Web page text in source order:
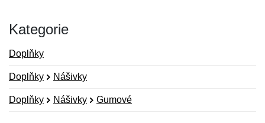
Kategorie
Doplňky
Doplňky Nášivky
Doplňky Nášivky Gumové